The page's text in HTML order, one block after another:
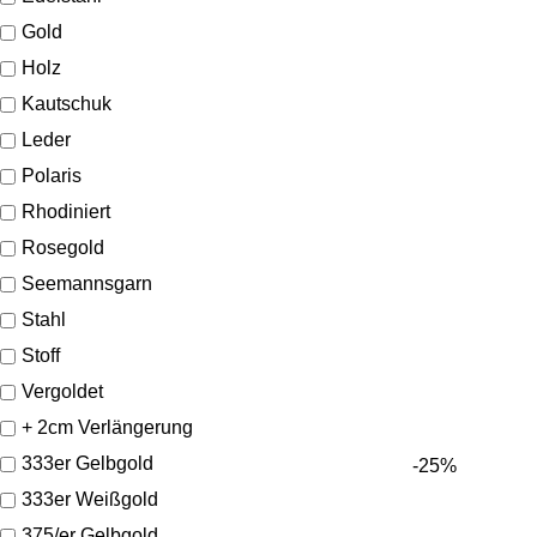
Gold
Holz
Kautschuk
Leder
Polaris
Rhodiniert
Rosegold
Seemannsgarn
Stahl
Stoff
Vergoldet
+ 2cm Verlängerung
333er Gelbgold
333er Weißgold
-25%